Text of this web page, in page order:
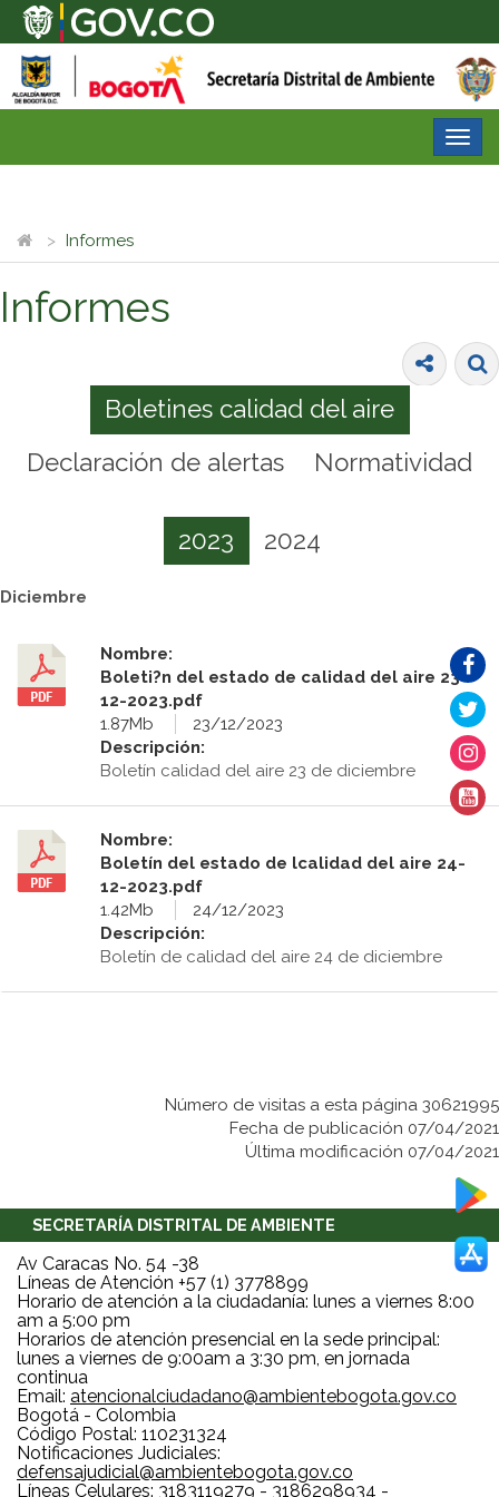
Informes
Informes
Boletines calidad del aire
Declaración de alertas
Normatividad
2023 2024
Diciembre
Nombre:
Boleti?n del estado de calidad del aire 23-
12-2023.pdf
1.87Mb
23/12/2023
Descripción:
Boletín calidad del aire 23 de diciembre
Nombre:
Boletín del estado de lcalidad del aire 24-
12-2023.pdf
1.42Mb
24/12/2023
Descripción:
Boletín de calidad del aire 24 de diciembre
Número de visitas a esta página 30621995
Fecha de publicación 07/04/2021
Última modificación 07/04/2021
SECRETARÍA DISTRITAL DE AMBIENTE
Av Caracas No. 54 -38
Líneas de Atención +57 (1) 3778899
Horario de atención a la ciudadanía: lunes a viernes 8:00
am a 5:00 pm
Horarios de atención presencial en la sede principal:
lunes a viernes de 9:00am a 3:30 pm, en jornada
continua
Email: atencionalciudadano@ambientebogota.gov.co
Bogotá - Colombia
Código Postal: 110231324
Notificaciones Judiciales:
defensajudicial@ambientebogota.gov.co
Líneas Celulares: 3183119279 - 3186298934 -